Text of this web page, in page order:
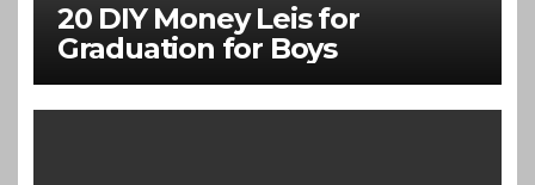
20 DIY Money Leis for
Graduation for Boys